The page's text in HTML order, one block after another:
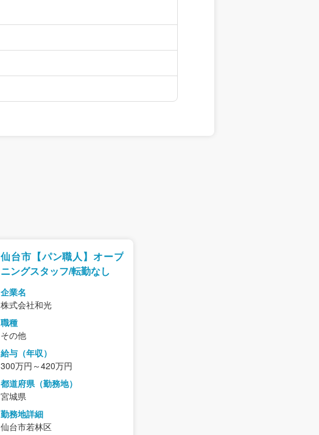
仙台市【パン職人】オープ
ニングスタッフ/転勤なし
企業名
株式会社和光
職種
その他
給与（年収）
300万円～420万円
都道府県（勤務地）
宮城県
勤務地詳細
仙台市若林区